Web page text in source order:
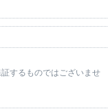
するものではございませ